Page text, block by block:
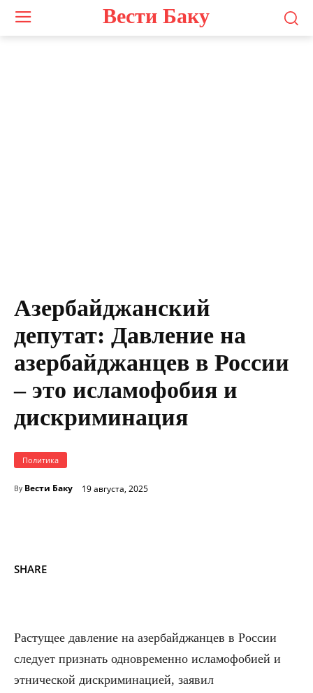
Вести Баку
Азербайджанский
депутат: Давление на
азербайджанцев в России
– это исламофобия и
дискриминация
Политика
By Вести Баку 19 августа, 2025
SHARE
Растущее давление на азербайджанцев в России
следует признать одновременно исламофобией и
этнической дискриминацией, заявил